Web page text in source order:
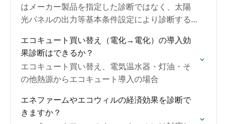
はメーカー製品を指定した診断ではなく、太陽
光パネルの出力等基本条件設定により診断する
エコキュート買い替え（電化→電化）の導入効
果診断はできるか？
エコキュート買い替え、電気温水器・灯油・そ
の他熱源からエコキュート導入の場合
エネファームやエコウィルの経済効果を診断で
きますか？